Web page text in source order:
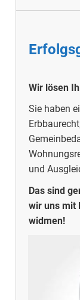
Wir lösen
Sie haben
und
Das sind
wir uns mit
widmen!